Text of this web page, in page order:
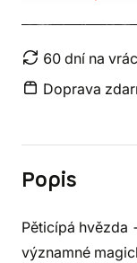
60 dní na
Doprava
Popis
Pěticípá hvězda
významné